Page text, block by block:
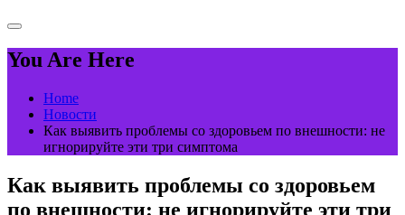
You Are Here
Home
Новости
Как выявить проблемы со здоровьем по внешности: не
игнорируйте эти три симптома
Как выявить проблемы со здоровьем
по внешности: не игнорируйте эти три